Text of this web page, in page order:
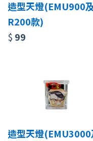
造型天燈(EMU900
R200款)
$ 99
造型天燈(EMU3000